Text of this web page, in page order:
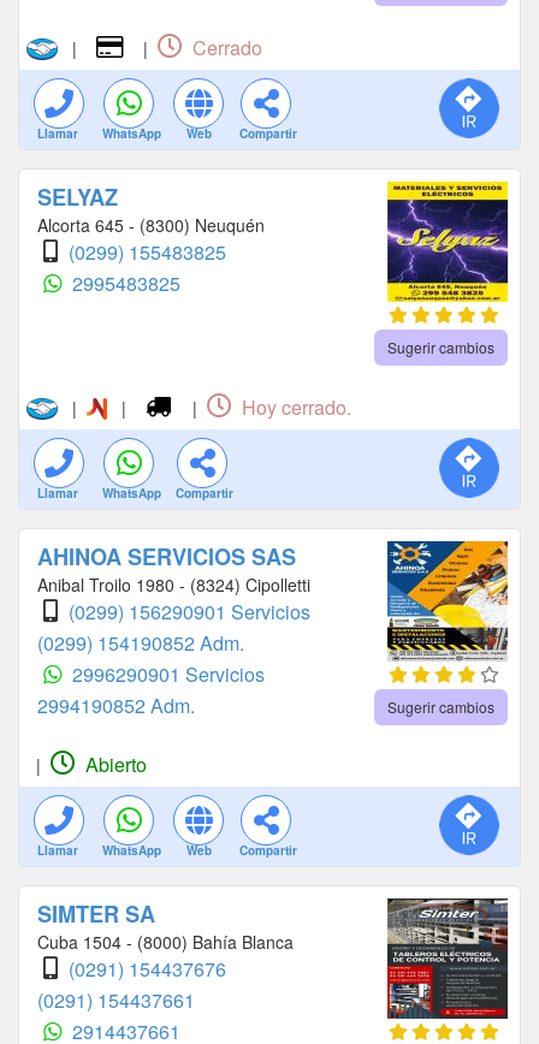
| | Cerrado
Llamar WhatsApp Web Compartir
SELYAZ
Alcorta 645 - (8300) Neuquén
(0299) 155483825
2995483825
Sugerir cambios
| | | Hoy cerrado.
Llamar WhatsApp Compartir
AHINOA SERVICIOS SAS
Anibal Troilo 1980 - (8324) Cipolletti
(0299) 156290901 Servicios
(0299) 154190852 Adm.
2996290901 Servicios
2994190852 Adm.
Sugerir cambios
| Abierto
Llamar WhatsApp Web Compartir
SIMTER SA
Cuba 1504 - (8000) Bahía Blanca
(0291) 154437676
(0291) 154437661
2914437661